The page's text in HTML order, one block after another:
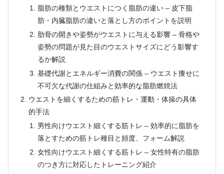
脂肪の種類とウエストにつく脂肪の違い – 皮下脂
肪・内臓脂肪の違いと落とし方のポイントを説明
肋骨の開きや姿勢がウエストに与える影響 – 骨格や
姿勢の問題が見た目のウエストサイズにどう影響す
るか解説
基礎代謝とエネルギー消費の関係 – ウエスト痩せに
不可欠な代謝の仕組みと効率的な脂肪燃焼法
ウエストを細くするための筋トレ・運動・体操の具体
的手法
男性向けウエスト細くする筋トレ – 効率的に脂肪を
落とすための筋トレ種目と頻度、フォーム解説
女性向けウエスト細くする筋トレ – 女性特有の脂肪
のつき方に対応したトレーニング紹介